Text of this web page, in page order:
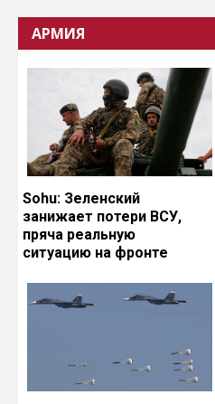
АРМИЯ
Sohu: Зеленский
занижает потери ВСУ,
пряча реальную
ситуацию на фронте